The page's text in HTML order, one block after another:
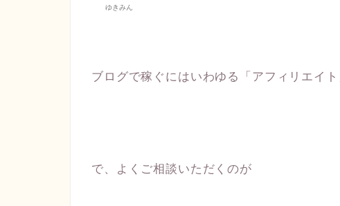
ゆきみん
ブログで稼ぐにはいわゆる「アフィリエイ
で、よくご相談いただくのが